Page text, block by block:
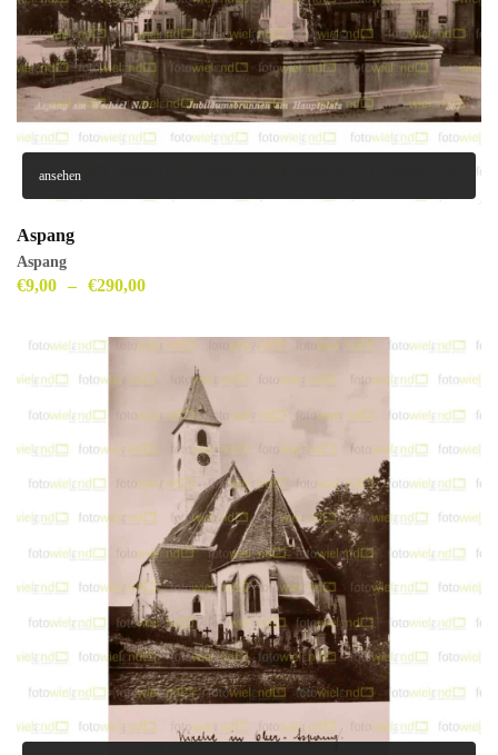
ansehen
Aspang
Aspang
€9,00 – €290,00